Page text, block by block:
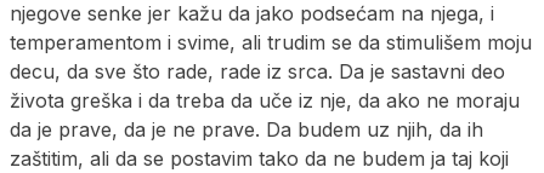
njegove senke jer kažu da jako podsećam na njega, i
temperamentom i svime, ali trudim se da stimulišem moju
decu, da sve što rade, rade iz srca. Da je sastavni deo
života greška i da treba da uče iz nje, da ako ne moraju
da je prave, da je ne prave. Da budem uz njih, da ih
zaštitim, ali da se postavim tako da ne budem ja taj koji